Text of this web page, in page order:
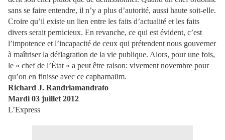
sans se faire entendre, il n’y a plus d’autorité, aussi haute soit-elle.
Croire qu’il existe un lien entre les faits d’actualité et les faits
divers serait pernicieux. En revanche, ce qui est évident, c’est
l’impotence et l’incapacité de ceux qui prétendent nous gouverner
à maîtriser la déflagration de la vie publique. Alors, pour une fois,
le « chef de l’État » a peut être raison: vivement novembre pour
qu’on en finisse avec ce capharnaüm.
Richard J. Randriamandrato
Mardi 03 juillet 2012
L’Express